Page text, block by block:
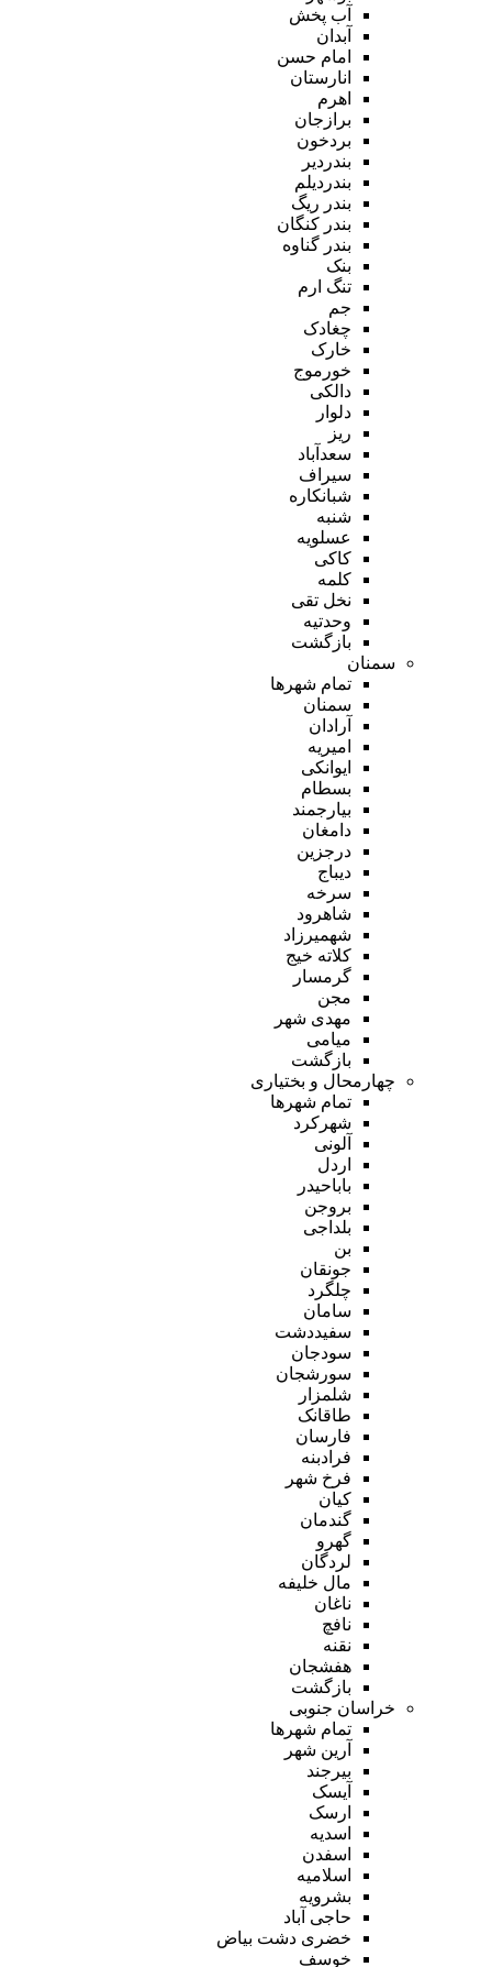
آب پخش
آبدان
امام حسن
انارستان
اهرم
برازجان
بردخون
بندردیر
بندردیلم
بندر ریگ
بندر کنگان
بندر گناوه
بنک
تنگ ارم
جم
چغادک
خارک
خورموج
دالکی
دلوار
ریز
سعدآباد
سیراف
شبانکاره
شنبه
عسلویه
کاکی
کلمه
نخل تقی
وحدتیه
بازگشت
سمنان
تمام شهر‌ها
سمنان
آرادان
امیریه
ایوانکی
بسطام
بیارجمند
دامغان
درجزین
دیباج
سرخه
شاهرود
شهمیرزاد
کلاته خیج
گرمسار
مجن
مهدی شهر
میامی
بازگشت
چهارمحال و بختیاری
تمام شهر‌ها
شهرکرد
آلونی
اردل
باباحیدر
بروجن
بلداجی
بن
جونقان
چلگرد
سامان
سفیددشت
سودجان
سورشجان
شلمزار
طاقانک
فارسان
فرادبنه
فرخ شهر
کیان
گندمان
گهرو
لردگان
مال خلیفه
ناغان
نافچ
نقنه
هفشجان
بازگشت
خراسان جنوبی
تمام شهر‌ها
آرین شهر
بیرجند
آیسک
ارسک
اسدیه
اسفدن
اسلامیه
بشرویه
حاجی آباد
خضری دشت بیاض
خوسف